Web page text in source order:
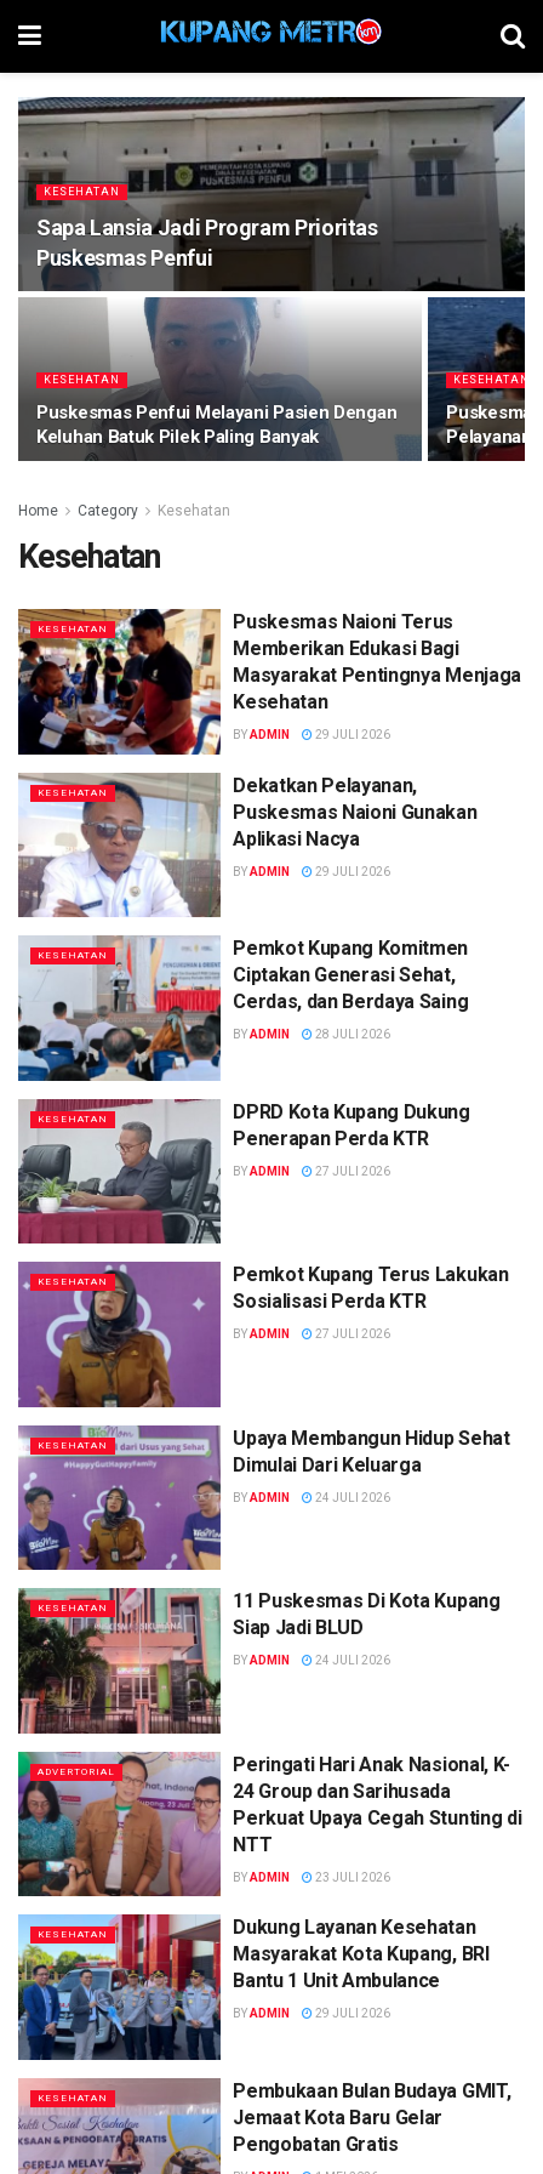
KESEHATAN
Sapa Lansia Jadi Program Prioritas
Puskesmas Penfui
KESEHATAN
Puskesmas Penfui Melayani Pasien Dengan
Keluhan Batuk Pilek Paling Banyak
KESEHATAN
Pelayanan
Home Category Kesehatan
Kesehatan
KESEHATAN
Puskesmas Naioni Terus
Memberikan Edukasi Bagi
Masyarakat Pentingnya Menjaga
Kesehatan
BYADMIN 29 JULI 2026
KESEHATAN
Dekatkan Pelayanan,
Puskesmas Naioni Gunakan
Aplikasi Nacya
BYADMIN 29 JULI 2026
KESEHATAN
Pemkot Kupang Komitmen
Ciptakan Generasi Sehat,
Cerdas, dan Berdaya Saing
BYADMIN 28 JULI 2026
KESEHATAN
DPRD Kota Kupang Dukung
Penerapan Perda KTR
BYADMIN 27 JULI 2026
KESEHATAN
Pemkot Kupang Terus Lakukan
Sosialisasi Perda KTR
BYADMIN 27 JULI 2026
KESEHATAN
Upaya Membangun Hidup Sehat
Dimulai Dari Keluarga
BYADMIN 24 JULI 2026
KESEHATAN
11 Puskesmas Di Kota Kupang
Siap Jadi BLUD
BYADMIN 24 JULI 2026
ADVERTORIAL
Peringati Hari Anak Nasional, K-
24 Group dan Sarihusada
Perkuat Upaya Cegah Stunting di
NTT
BYADMIN 23 JULI 2026
KESEHATAN
Dukung Layanan Kesehatan
Masyarakat Kota Kupang, BRI
Bantu 1 Unit Ambulance
BYADMIN 29 JULI 2026
KESEHATAN
Pembukaan Bulan Budaya GMIT,
Jemaat Kota Baru Gelar
Pengobatan Gratis